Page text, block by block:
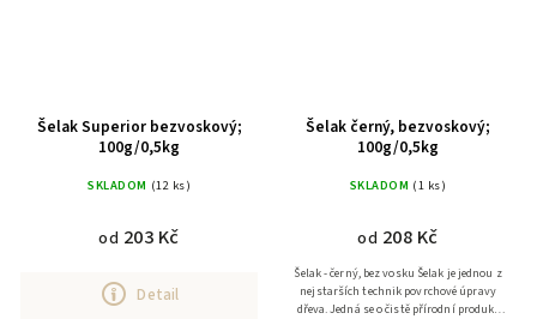
Šelak Superior bezvoskový;
100g/0,5kg
SKLADOM (12 ks)
od 203 Kč
Detail
Šelak černý, bezvoskový;
100g/0,5kg
SKLADOM (1 ks)
od 208 Kč
Šelak - černý, bez vosku Šelak je jednou z
nejstarších technik povrchové úpravy
dřeva. Jedná se o čistě přírodní produkt